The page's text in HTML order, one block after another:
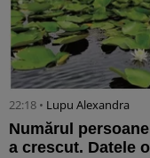
22:18 • Lupu Alexandra
Numărul
a crescut. Datele